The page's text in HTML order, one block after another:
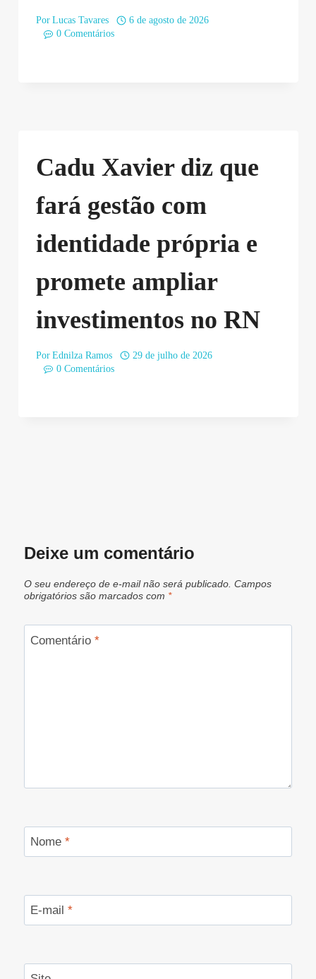
Por Lucas Tavares
6 de agosto de 2026
0 Comentários
Cadu Xavier diz que
fará gestão com
identidade própria e
promete ampliar
investimentos no RN
Por Ednilza Ramos
29 de julho de 2026
0 Comentários
Deixe um comentário
O seu endereço de e-mail não será publicado. Campos
obrigatórios são marcados com *
Comentário *
Nome *
E-mail *